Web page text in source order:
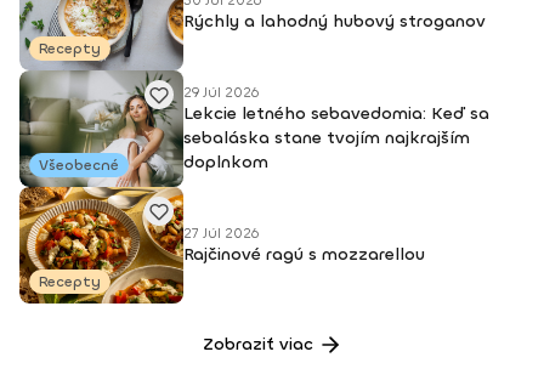
Recepty
Rýchly a lahodný hubový stroganov
Všeobecné
29 Júl 2026
Lekcie letného sebavedomia: Keď sa
sebaláska stane tvojím najkrajším
doplnkom
Recepty
27 Júl 2026
Rajčinové ragú s mozzarellou
Zobraziť viac